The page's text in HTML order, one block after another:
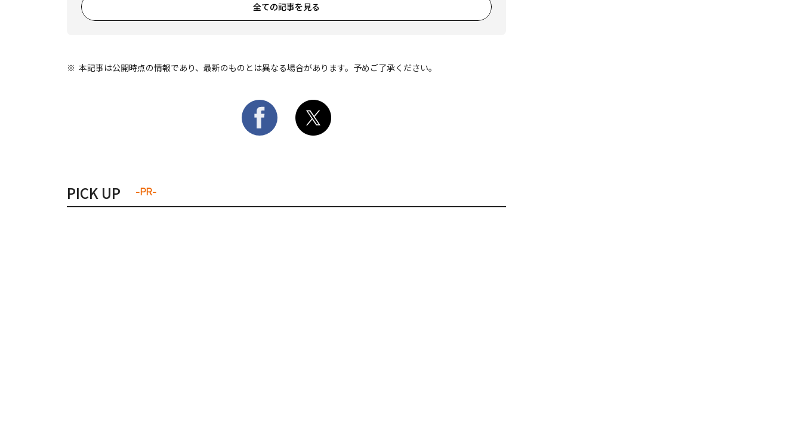
全ての記事を見る
本記事は公開時点の情報であり、最新のものとは異なる場合があります。予めご了承ください。
PICK UP -PR-